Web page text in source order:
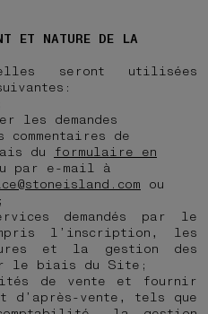
ET NATURE DE LA
seront utilisées
les demandes
de
du
formulaire en
par e-mail à
ou
;
demandés par le
l’inscription, les
et la gestion des
le biais du Site;
de vente et fournir
d’après-vente, tels que